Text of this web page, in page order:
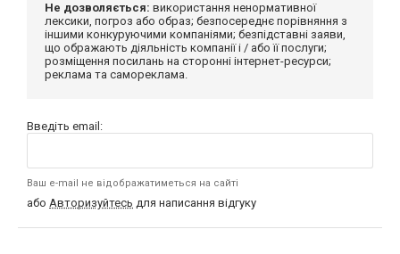
Не дозволяється: використання ненормативної
лексики, погроз або образ; безпосереднє порівняння з
іншими конкуруючими компаніями; безпідставні заяви,
що ображають діяльність компанії і / або її послуги;
розміщення посилань на сторонні інтернет-ресурси;
реклама та самореклама.
Введіть email:
Ваш e-mail не відображатиметься на сайті
або Авторизуйтесь для написання відгуку